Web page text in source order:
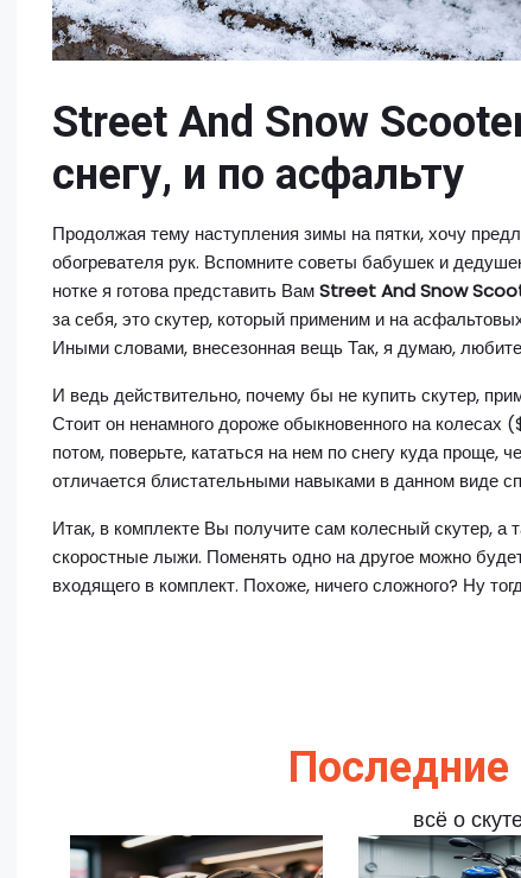
Street And Snow
снегу, и по асфальту
Продолжая тему наступления зимы на пятки, хочу
обогревателя рук. Вспомните советы бабушек и
нотке я готова представить ВамStreet And Snow
за себя, это скутер, который применим и на
Иными словами, внесезонная вещь Так, я думаю,
И ведь действительно, почему бы не купить скутер,
Стоит он ненамного дороже обыкновенного на
потом, поверьте, кататься на нем по снегу куда проще,
отличается блистательными навыками в данном виде
Итак, в комплекте Вы получите сам колесный скутер,
скоростные лыжи. Поменять одно на другое можно
входящего в комплект. Похоже, ничего сложного? Ну
Последние
всё о